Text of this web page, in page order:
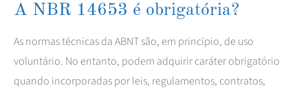
A NBR 14653 é obrigatória?
As normas técnicas da ABNT são, em princípio, de uso
voluntário. No entanto, podem adquirir caráter obrigatório
quando incorporadas por leis, regulamentos, contratos,